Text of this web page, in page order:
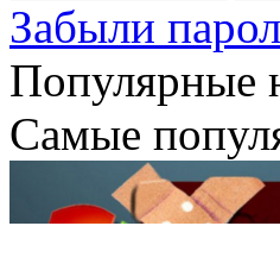
Забыли
Популярные
Самые